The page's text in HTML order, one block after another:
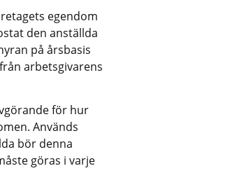
egendom
den anställda
på årsbasis
arbetsgivarens
för hur
Används
bör denna
göras i varje